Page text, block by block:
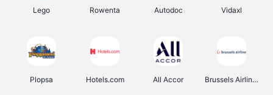
Lego Rowenta Autodoc Vidaxl
Plopsa Hotels.com All Accor Brussels Airlines